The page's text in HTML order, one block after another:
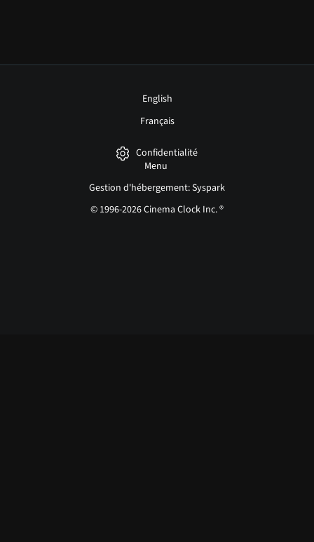
English
Français
Confidentialité
Menu
Gestion d'hébergement: Syspark
© 1996-2026 Cinema Clock Inc. ®